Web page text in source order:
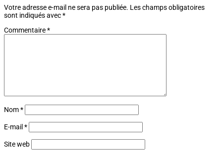
Votre adresse e-mail ne sera pas publiée. Les champs obligatoires
sont indiqués avec*
Commentaire*
Nom*
E-mail *
Site web